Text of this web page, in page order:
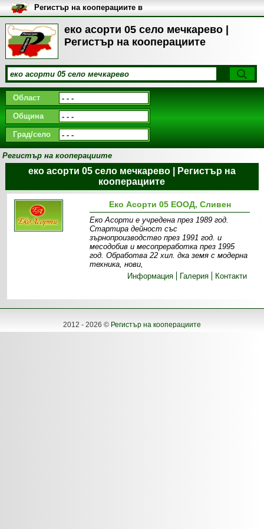
еко асорти 05 село мечкарево |
Регистър на кооперациите
Регистър на кооперациите в
България
Област
Община
Град/село
Регистър на кооперациите
еко асорти 05 село мечкарево | Регистър на
кооперациите
Еко Асорти 05 ЕООД, Сливен
Еко Асорти е учредена през 1989 год.
Стартира дейност със
зърнопроизводство през 1991 год. и
месодобив и месопреработка през 1995
год. Обработва 22 хил. дка земя c модерна
техника, нови,
Информация
Галерия Контакти
2012 - 2026 © Регистър на кооперациите